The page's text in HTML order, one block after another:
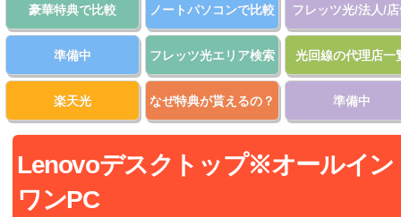
豪華特典で比較 ノートパソコンで比較 フレッツ光/法人/
準備中 フレッツ光エリア検索 光回線の代理店一
楽天光 なぜ特典が貰えるの？ 準備中
Lenovoデスクトップ※オールイン
ワンPC